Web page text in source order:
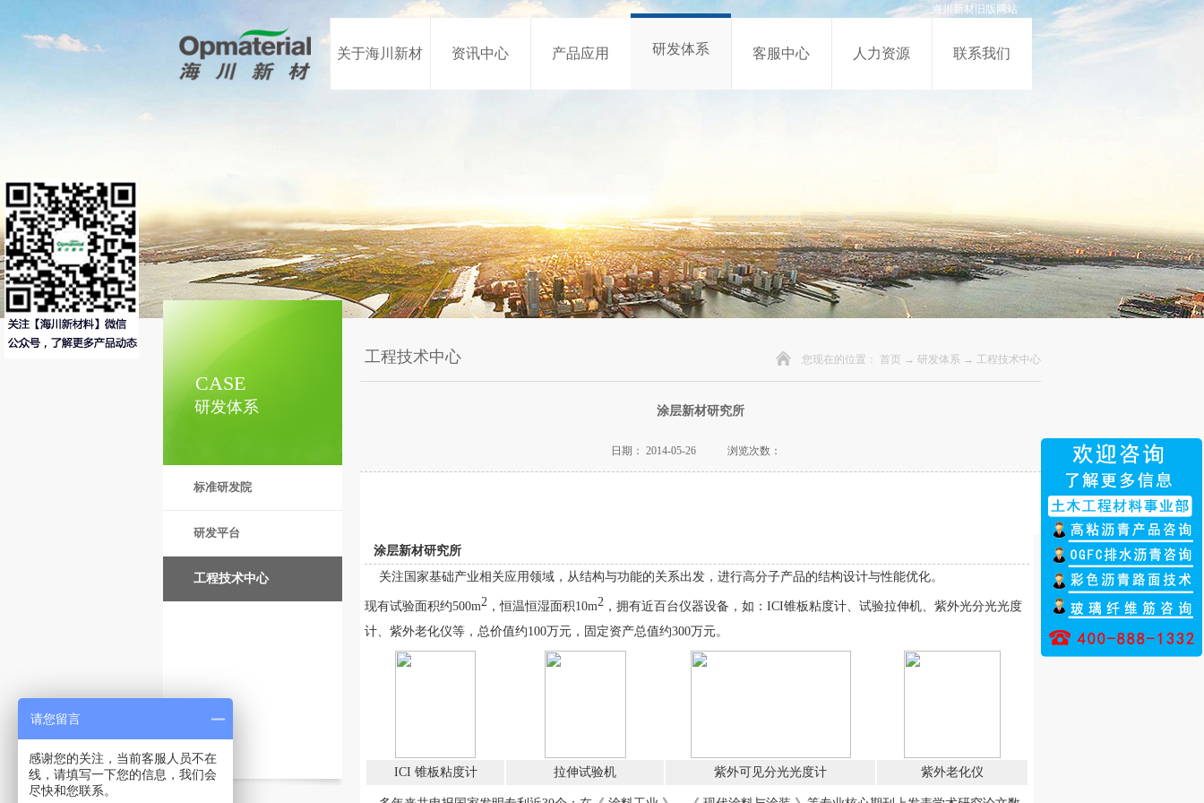
海川新材旧版网站
关于海川新材 资讯中心 产品应用 研发体系 客服中心 人力资源 联系我们
研发体系
CASE
标准研发院
研发平台
工程技术中心
工程技术中心 您现在的位置： 首页 → 研发体系 → 工程技术中心
涂层新材研究所
日期： 2014-05-26 浏览次数：
涂层新材研究所
关注国家基础产业相关应用领域，从结构与功能的关系出发，进行高分子产品的结构设计与性能优化。
现有试验面积约500m2 ，恒温恒湿面积10m2 ，拥有近百台仪器设备，如：ICI锥板粘度计、试验拉伸机、紫外光分光光度
计、紫外老化仪等，总价值约100万元，固定资产总值约300万元。
ICI 锥板粘度计 拉伸试验机 紫外可见分光光度计 紫外老化仪
请您留言
感谢您的关注，当前客服人员不在
线，请填写一下您的信息，我们会
尽快和您联系。